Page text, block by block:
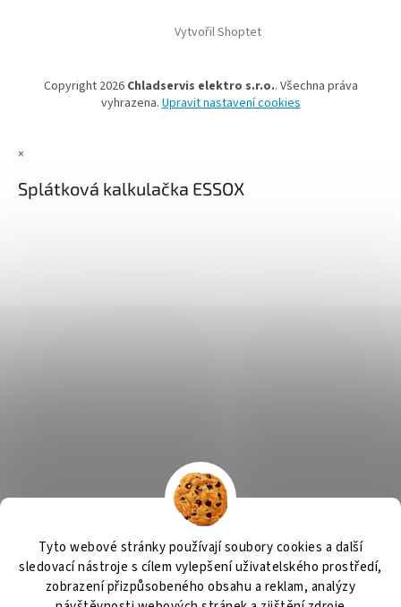
Tyto webové stránky používají soubory cookies a další
sledovací nástroje s cílem vylepšení uživatelského prostředí,
zobrazení přizpůsobeného obsahu a reklam, analýzy
Vytvořil Shoptet
Copyright 2026 Chladservis elektro s.r.o.. Všechna práva
vyhrazena.Upravit nastavení cookies
×
Splátková kalkulačka ESSOX